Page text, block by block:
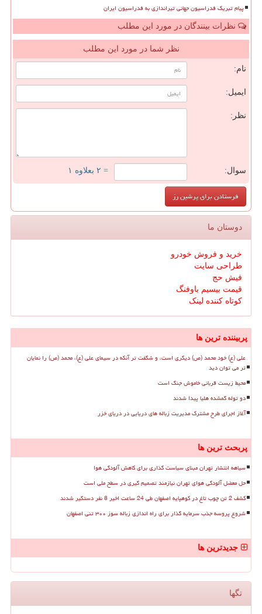
پیام تبریک فدراسیون جهانی تیراندازی به فدراسیون ایران
نظرات بینندگان در مورد این مطلب
نظر شما در مورد این مطلب
نام:
ایمیل:
نظر:
سوال: = ۲ بعلاوه ۱
دوستان ما
خرید و فروش خودرو
طراحی سایت
فیش حج
قیمت بیسیم باوفنگ
کوتاه کننده لینک
پربیننده ترین ها
علی (ع) خود محمد (ص) دیگری است، و شگفت تر آنکه در سیمای علی (ع)، محمد (ص) را نمایان
تر می توان دید
محیط زیست قربانی خاموش جنگ است
دو توله گمشده هلیا پیدا شدند
آغاز اجرای طرح مشترک مدیریت زباله های دریایی در دریای خزر
پربحث ترین ها
سیاهه انتشار تهران مبنای سیاست گذاری برای کاهش آلودگی هوا
حل معضل آلودگی هوای تهران نیازمند تصمیم گیری در سطح ملی است
کشف 2 تن چوب تاغ در کوهپایه اصفهان طی 24 ساعت اخیر 8 نفر دستگیر شدند
شروع پروسه جذب سرمایه گذار برای راه اندازی زباله سوز ۳۰۰ تنی اصفهان
جدیدترین ها
تگها